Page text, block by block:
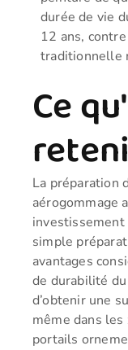
durée de vie
12 ans,
traditionnelle
Ce
La préparation
aérogommage
simple
avantages
de durabilité
d’obtenir une
même dans
portails